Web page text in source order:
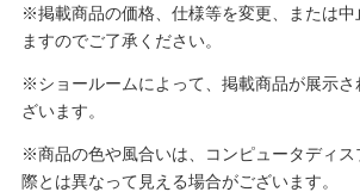
※掲載商品の価格、仕様等を変更、または中
ますのでご了承ください。
※ショールームによって、掲載商品が展示さ
ざいます。
※商品の色や風合いは、コンピュータディス
際とは異なって見える場合がございます。